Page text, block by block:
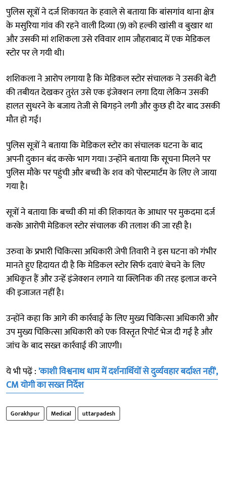
पुलिस सूत्रों ने दर्ज शिकायत के हवाले से बताया कि बांसगांव थाना क्षेत्र
के मसुरिया गांव की रहने वाली दिव्या (9) को हल्की खांसी व बुखार था
और उसकी मां शशिकला उसे रविवार शाम जौहराबाद में एक मेडिकल
स्टोर पर ले गयी थी।
शशिकला ने आरोप लगाया है कि मेडिकल स्टोर संचालक ने उसकी बेटी
की तबीयत देखकर तुरंत उसे एक इंजेक्शन लगा दिया लेकिन उसकी
हालत सुधरने के बजाय तेजी से बिगड़ने लगी और कुछ ही देर बाद उसकी
मौत हो गई।
पुलिस सूत्रों ने बताया कि मेडिकल स्टोर का संचालक घटना के बाद
अपनी दुकान बंद करके भाग गया। उन्होंने बताया कि सूचना मिलने पर
पुलिस मौके पर पहुंची और बच्ची के शव को पोस्टमार्टम के लिए ले जाया
गया है।
सूत्रों ने बताया कि बच्ची की मां की शिकायत के आधार पर मुकदमा दर्ज
करके आरोपी मेडिकल स्टोर संचालक की तलाश की जा रही है।
उरुवा के प्रभारी चिकित्सा अधिकारी जेपी तिवारी ने इस घटना को गंभीर
मानते हुए हिदायत दी है कि मेडिकल स्टोर सिर्फ दवाएं बेचने के लिए
अधिकृत हैं और उन्हें इंजेक्शन लगाने या क्लिनिक की तरह इलाज करने
की इजाजत नहीं है।
उन्होंने कहा कि आगे की कार्रवाई के लिए मुख्य चिकित्सा अधिकारी और
उप मुख्य चिकित्सा अधिकारी को एक विस्तृत रिपोर्ट भेज दी गई है और
जांच के बाद सख्त कार्रवाई की जाएगी।
ये भी पढ़ें : 'काशी विश्वनाथ धाम में दर्शनार्थियों से दुर्व्यवहार बर्दाश्त नहीं',
CM योगी का सख्त निर्देश
Gorakhpur Medical uttarpadesh